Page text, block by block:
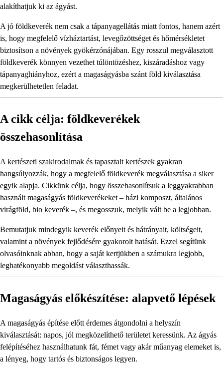
alakíthatjuk ki az ágyást.
A jó földkeverék nem csak a tápanyagellátás miatt fontos, hanem azért
is, hogy megfelelő vízháztartást, levegőzöttséget és hőmérsékletet
biztosítson a növények gyökérzónájában. Egy rosszul megválasztott
földkeverék könnyen vezethet túlöntözéshez, kiszáradáshoz vagy
tápanyaghiányhoz, ezért a magaságyásba szánt föld kiválasztása
megkerülhetetlen feladat.
A cikk célja: földkeverékek
összehasonlítása
A kertészeti szakirodalmak és tapasztalt kertészek gyakran
hangsúlyozzák, hogy a megfelelő földkeverék megválasztása a siker
egyik alapja. Cikkünk célja, hogy összehasonlítsuk a leggyakrabban
használt magaságyás földkeverékeket – házi komposzt, általános
virágföld, bio keverék –, és megosszuk, melyik vált be a legjobban.
Bemutatjuk mindegyik keverék előnyeit és hátrányait, költségeit,
valamint a növények fejlődésére gyakorolt hatását. Ezzel segítünk
olvasóinknak abban, hogy a saját kertjükben a számukra legjobb,
leghatékonyabb megoldást választhassák.
Magaságyás előkészítése: alapvető lépések
A magaságyás építése előtt érdemes átgondolni a helyszín
kiválasztását: napos, jól megközelíthető területet keressünk. Az ágyás
felépítéséhez használhatunk fát, fémet vagy akár műanyag elemeket is,
a lényeg, hogy tartós és biztonságos legyen.